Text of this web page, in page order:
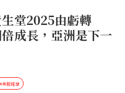
生堂2025由虧轉
成長，亞洲是下一
#美妝經濟